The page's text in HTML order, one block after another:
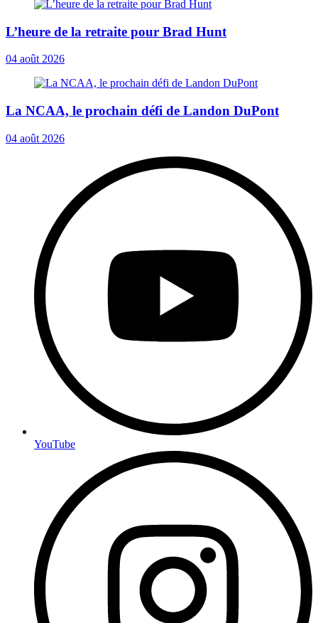
L’heure de la retraite pour Brad Hunt
04 août 2026
La NCAA, le prochain défi de Landon DuPont
04 août 2026
YouTube